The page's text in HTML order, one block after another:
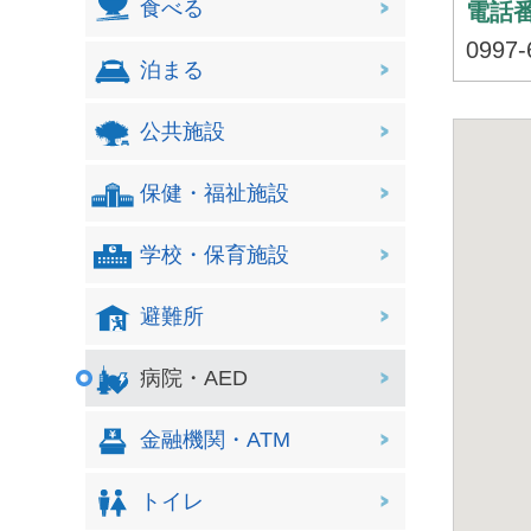
食べる
泊まる
公共施設
保健・福祉施設
学校・保育施設
避難所
病院・AED
金融機関・ATM
トイレ
電話